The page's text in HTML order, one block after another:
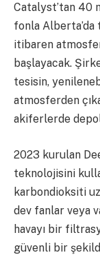
Catalyst’tan 40
fonla Alberta’da
itibaren
başlayacak.
tesisin,
atmosferden
akiferlerde
2023 kurulan
teknolojisini
karbondioksiti
dev fanlar veya
havayı bir
güvenli bir